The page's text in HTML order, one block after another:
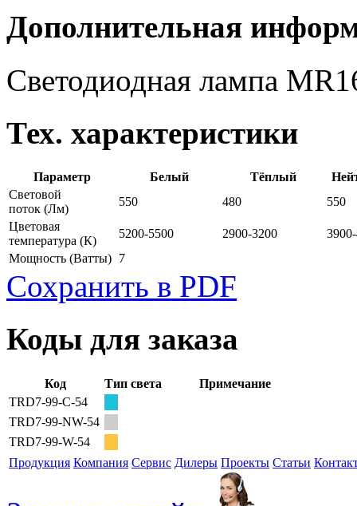
Дополнительная
Светодиодная лампа
Тех. характеристики
Параметр Белый Тёплый
Световой
поток (Лм)
550 480
550
Цветовая
температура (К)
5200-5500 2900-3200
Мощность (Ватты) 7
Сохранить в PDF
Коды для заказа
Код Тип света
Примечание
TRD7-99-C-54
TRD7-99-NW-54
TRD7-99-W-54
Продукция Компания Сервис Дилеры Проекты Статьи